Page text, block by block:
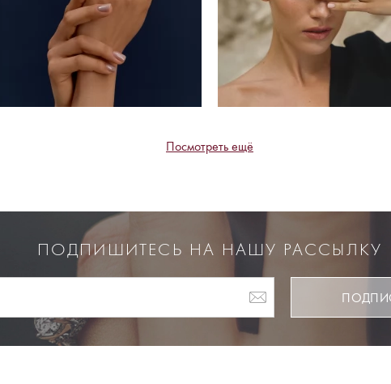
Посмотреть ещё
ПОДПИШИТЕСЬ НА НАШУ РАССЫЛКУ